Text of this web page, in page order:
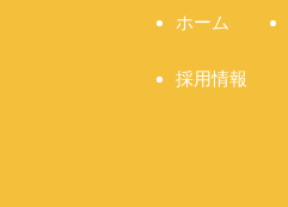
ホーム
採用情報